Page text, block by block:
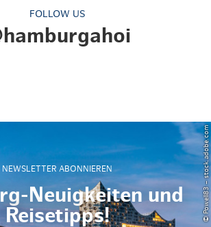
FOLLOW US
NEWSLETTER ABONNIEREN
Neuigkeiten und
Reisetipps!
© Powell83 – stock.adobe.com